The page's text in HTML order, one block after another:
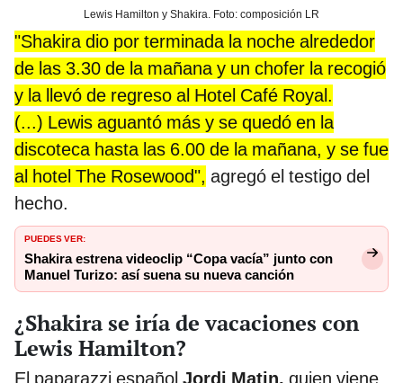
Lewis Hamilton y Shakira. Foto: composición LR
"Shakira dio por terminada la noche alrededor
de las 3.30 de la mañana y un chofer la recogió
y la llevó de regreso al Hotel Café Royal.
(...) Lewis aguantó más y se quedó en la
discoteca hasta las 6.00 de la mañana, y se fue
al hotel The Rosewood", agregó el testigo del
hecho.
PUEDES VER:
Shakira estrena videoclip “Copa vacía” junto con
Manuel Turizo: así suena su nueva canción
¿Shakira se iría de vacaciones con
Lewis Hamilton?